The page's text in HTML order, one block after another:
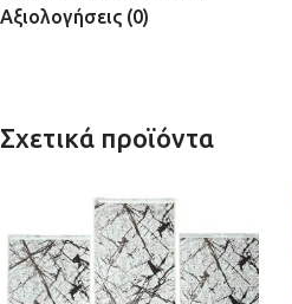
Αξιολογήσεις (0)
Σχετικά προϊόντα